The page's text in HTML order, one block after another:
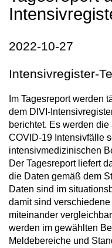
2022-10-27
Intensivregister-
Im Tagesreport werden
dem DIVI-
berichtet. Es werden
COVID-19 Intensivfälle
intensivmedizinischen
Der Tagesreport liefert
die Daten gemäß dem
Daten sind im
damit sind
miteinander
werden im gewählten
Meldebereiche und